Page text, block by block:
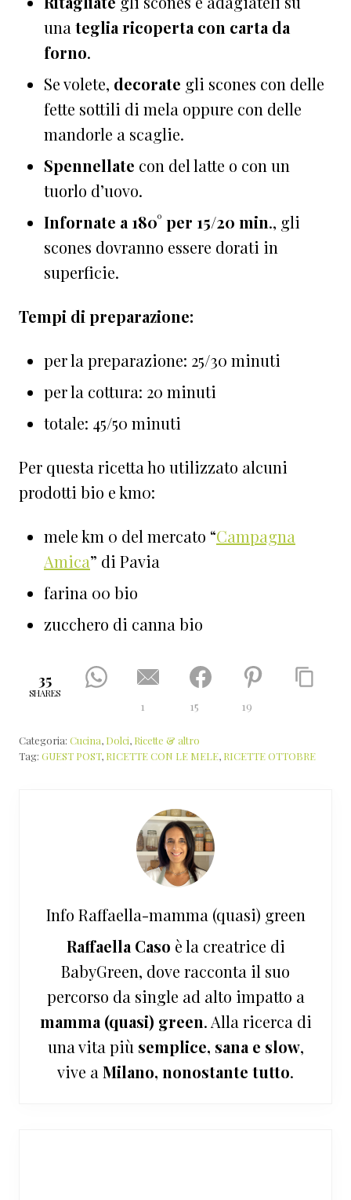
una teglia ricoperta con carta da
forno.
Se volete, decorate gli scones con delle
fette sottili di mela oppure con delle
mandorle a scaglie.
Spennellate con del latte o con un
tuorlo d’uovo.
Infornate a 180° per 15/20 min., gli
scones dovranno essere dorati in
superficie.
Tempi di preparazione:
per la preparazione: 25/30 minuti
per la cottura: 20 minuti
totale: 45/50 minuti
Per questa ricetta ho utilizzato alcuni
prodotti bio e km0:
mele km 0 del mercato “Campagna
Amica” di Pavia
farina 00 bio
zucchero di canna bio
35
SHARES
1 15 19
Categoria: Cucina, Dolci, Ricette & altro
Tag: GUEST POST, RICETTE CON LE MELE, RICETTE OTTOBRE
Info Raffaella-mamma (quasi) green
Raffaella Caso è la creatrice di
BabyGreen, dove racconta il suo
percorso da single ad alto impatto a
mamma (quasi) green. Alla ricerca di
una vita più semplice, sana e slow,
vive a Milano, nonostante tutto.